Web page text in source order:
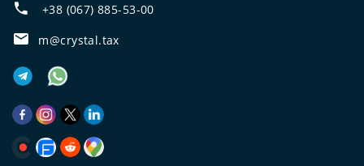
+38 (067) 885-53-00
m@crystal.tax